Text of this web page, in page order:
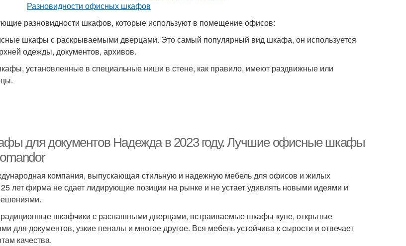
разновидности шкафов, которые используют в помещение офисов:
шкафы с раскрываемыми дверцами. Это самый популярный вид шкафа, он используется
одежды, документов, архивов.
установленные в специальные ниши в стене, как правило, имеют раздвижные или
для документов Надежда в 2023 году. Лучшие офисные шкафы
компания, выпускающая стильную и надежную мебель для офисов и жилых
лет фирма не сдает лидирующие позиции на рынке и не устает удивлять новыми идеями и
шкафчики с распашными дверцами, встраиваемые шкафы-купе, открытые
для документов, узкие пеналы и многое другое. Вся мебель устойчива к сырости и отвечает
качества.